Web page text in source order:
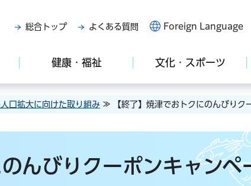
総合トップ よくある質問 Foreign Language
健康・福祉 文化・スポーツ
人口拡大に向けた取り組み ≫ 【終了】焼津でおトクにのんびりク
んびりクーポンキャンペ